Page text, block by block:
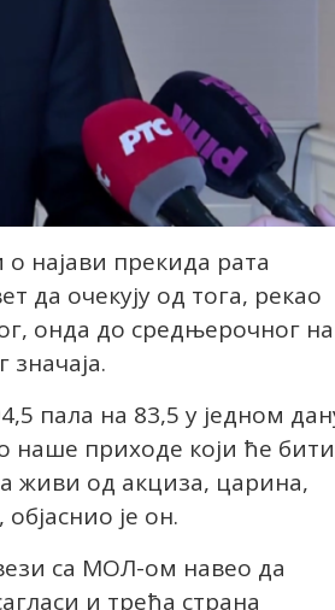
најави прекида рата
да очекују од тога, рекао
онда до средњерочног на
пала на 83,5 у једном
наше приходе који ће бити
живи од акциза, царина,
је он.
са МОЛ-ом навео да
и трећа страна